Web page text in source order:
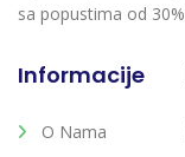
sa popustima od
Informacije
O Nama